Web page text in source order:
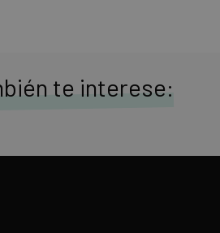
te interese: